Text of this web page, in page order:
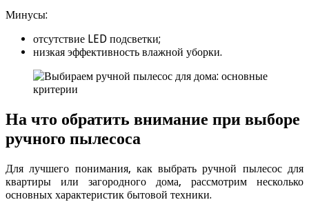
Минусы:
отсутствие LED подсветки;
низкая эффективность влажной уборки.
На что обратить внимание при выборе
ручного пылесоса
Для лучшего понимания, как выбрать ручной пылесос для
квартиры или загородного дома, рассмотрим несколько
основных характеристик бытовой техники.